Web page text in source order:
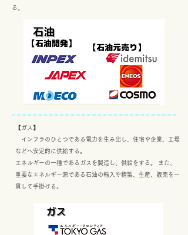
る。
【ガス】
インフラのひとつである電力を生み出し、住宅や企業、工場
などへ安定的に供給する。
エネルギーの一種であるガスを製造し、供給をする。 また、
重要なエネルギー源である石油の輸入や精製、生産、販売を一
貫して手掛ける。